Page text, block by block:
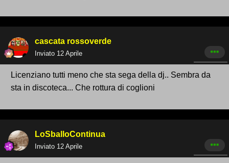
cascata rossoverde
Inviato 12 Aprile
Licenziano tutti meno che sta sega della dj.. Sembra da
sta in discoteca... Che rottura di coglioni
LoSballoContinua
Inviato 12 Aprile